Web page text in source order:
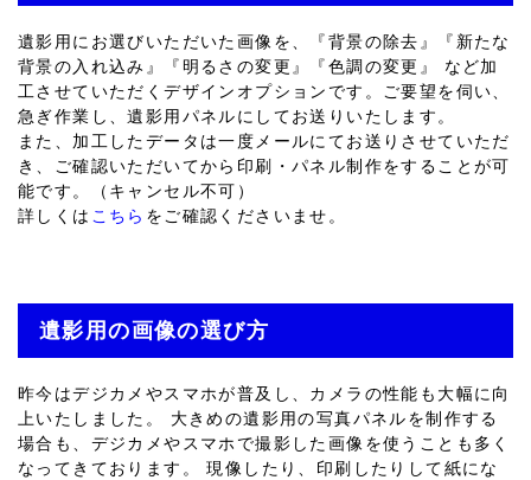
遺影用にお選びいただいた画像を、『背景の除去』『新たな
背景の入れ込み』『明るさの変更』『色調の変更』 など加
工させていただくデザインオプションです。ご要望を伺い、
急ぎ作業し、遺影用パネルにしてお送りいたします。
また、加工したデータは一度メールにてお送りさせていただ
き、ご確認いただいてから印刷・パネル制作をすることが可
能です。（キャンセル不可）
詳しくは こちら をご確認くださいませ。
遺影用の画像の選び方
昨今はデジカメやスマホが普及し、カメラの性能も大幅に向
上いたしました。 大きめの遺影用の写真パネルを制作する
場合も、デジカメやスマホで撮影した画像を使うことも多く
なってきております。 現像したり、印刷したりして紙にな